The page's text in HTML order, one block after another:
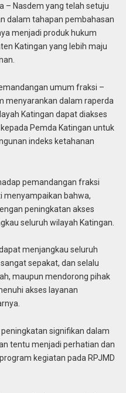
– Nasdem yang telah setuju
dalam tahapan pembahasan
menjadi produk hukum
Katingan yang lebih maju
umum fraksi –
menyarankan dalam raperda
Katingan dapat diakses
Pemda Katingan untuk
indeks ketahanan
pemandangan fraksi
menyampaikan bahwa,
peningkatan akses
seluruh wilayah Katingan.
menjangkau seluruh
sepakat, dan selalu
maupun mendorong pihak
akses layanan
signifikan dalam
tentu menjadi perhatian dan
kegiatan pada RPJMD